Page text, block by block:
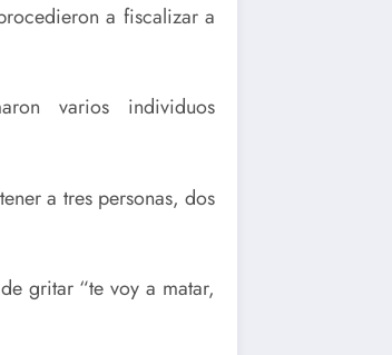
a fiscalizar a
varios individuos
a tres personas, dos
gritar “te voy a matar,